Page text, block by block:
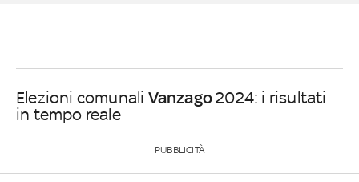
Elezioni comunali Vanzago2024: i risultati
in tempo reale
PUBBLICITÀ